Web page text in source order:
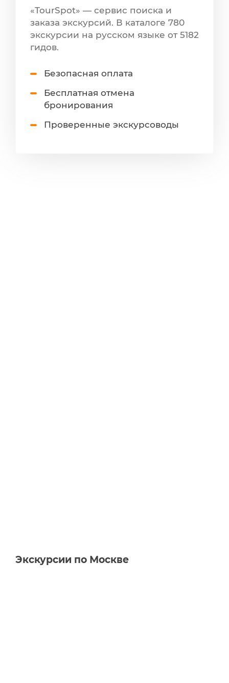
«TourSpot» — сервис поиска и
заказа экскурсий. В каталоге 780
экскурсии на русском языке от 5182
гидов.
Безопасная оплата
Бесплатная отмена
бронирования
Проверенные экскурсоводы
Экскурсии по Москве